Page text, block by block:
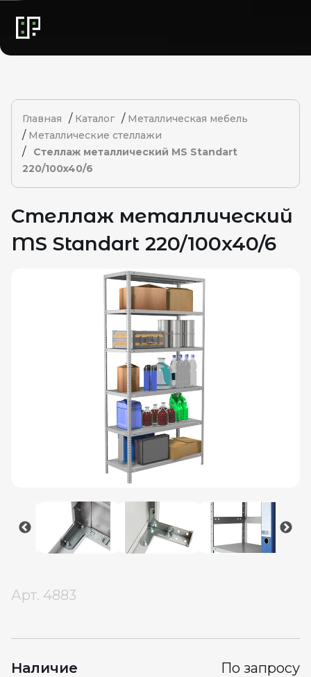
Главная / Каталог / Металлическая мебель
/ Металлические стеллажи
/
Стеллаж металлический MS Standart
220/100x40/6
Стеллаж металлический
MS Standart 220/100x40/6
Арт. 4883
Наличие По запросу